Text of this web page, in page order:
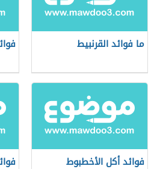
ما فوائد القرنبيط
فوائد أكل الأخطبوط